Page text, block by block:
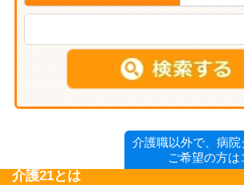
介護職以外で、病
ご希望の方は
介護21とは